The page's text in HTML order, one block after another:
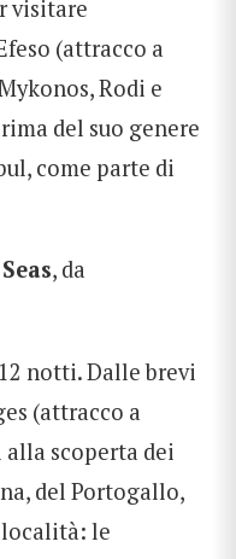
visitare
(attracco a
Rodi e
del suo genere
come parte di
, da
notti. Dalle brevi
(attracco a
scoperta dei
del Portogallo,
le